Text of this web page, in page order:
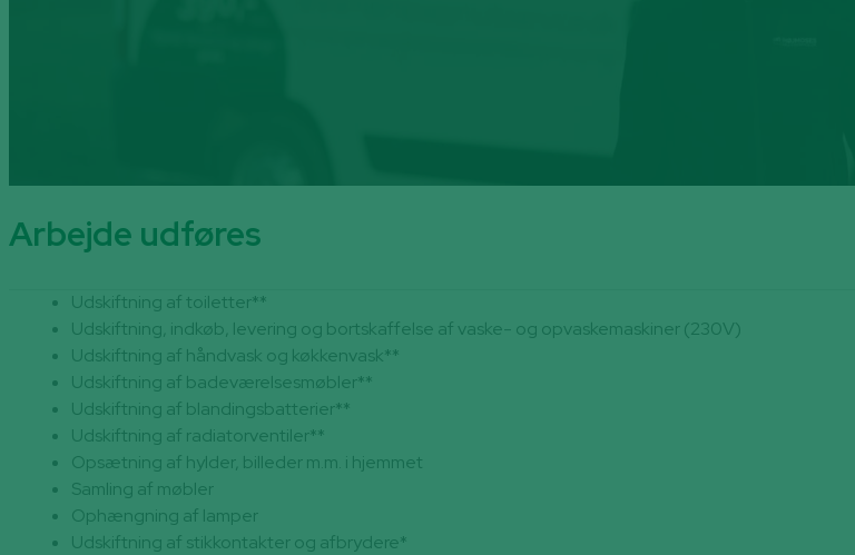
Arbejde udføres
Udskiftning af toiletter**
Udskiftning, indkøb, levering og bortskaffelse af vaske- og opvaskemaskiner (230V)
Udskiftning af håndvask og køkkenvask**
Udskiftning af badeværelsesmøbler**
Udskiftning af blandingsbatterier**
Udskiftning af radiatorventiler**
Opsætning af hylder, billeder m.m. i hjemmet
Samling af møbler
Ophængning af lamper
Udskiftning af stikkontakter og afbrydere*